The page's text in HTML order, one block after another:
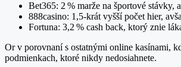
Bet365: 2 % marže na športové stávky,
888casino: 1,5‑krát vyšší počet hier,
Fortuna: 3,2 % cash back, ktorý znie
Or v porovnaní s ostatnými online kasínami,
podmienkach, ktoré nikdy nedosiahnete.